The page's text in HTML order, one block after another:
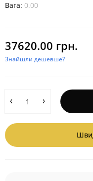
Вага: 0.00
37620.00 грн.
Знайшли дешевше?